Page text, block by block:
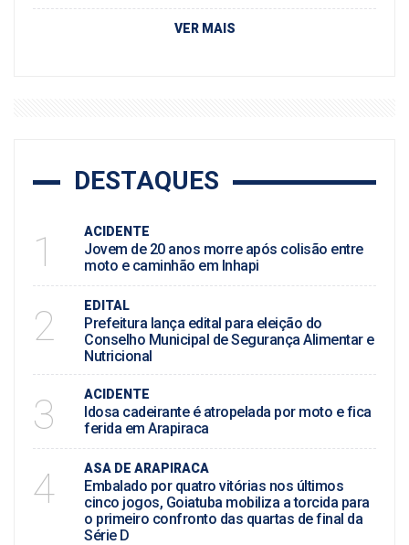
VER MAIS
DESTAQUES
1 ACIDENTE
Jovem de 20 anos morre após colisão entre
moto e caminhão em Inhapi
2 EDITAL
Prefeitura lança edital para eleição do
Conselho Municipal de Segurança Alimentar e
Nutricional
3 ACIDENTE
Idosa cadeirante é atropelada por moto e fica
ferida em Arapiraca
4 ASA DE ARAPIRACA
Embalado por quatro vitórias nos últimos
cinco jogos, Goiatuba mobiliza a torcida para
o primeiro confronto das quartas de final da
Série D